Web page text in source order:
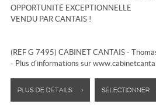
OPPORTUNITÉ EXCEPTIONNELLE
VENDU PAR CANTAIS !
(REF G 7495) CABINET CANTAIS -
- Plus d'informations sur
PLUS DE DÉTAILS > SÉLECTIONNER